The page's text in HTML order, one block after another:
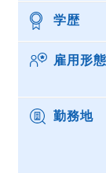
学歴
雇用形態
勤務地